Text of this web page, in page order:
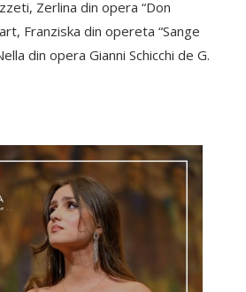
Zerlina din opera “Don
Franziska din opereta “Sange
din opera Gianni Schicchi de G.